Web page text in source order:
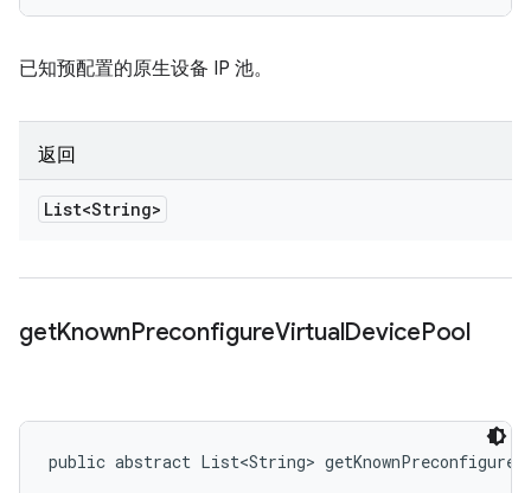
已知预配置的原生设备 IP 池。
返回
List<String>
getKnownPreconfigureVirtualDevicePool
public abstract List<String>